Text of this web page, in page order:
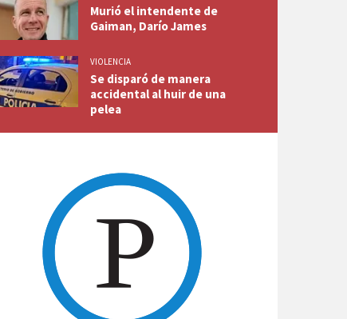
Murió el intendente de
Gaiman, Darío James
VIOLENCIA
Se disparó de manera
accidental al huir de una
pelea